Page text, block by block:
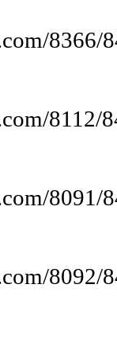
8366/
8112/
8091/
8092/